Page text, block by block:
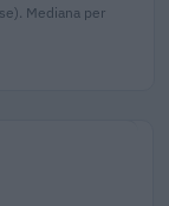
Mediana per